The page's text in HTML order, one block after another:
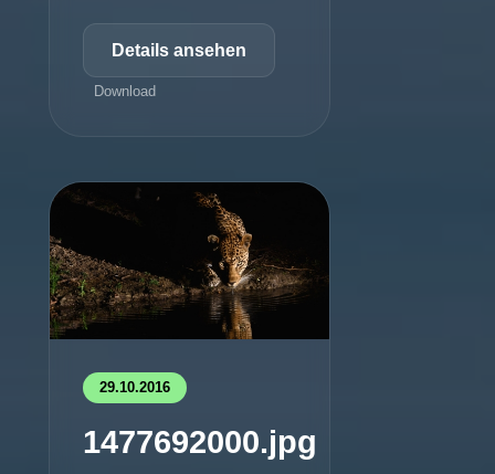
Details ansehen
Download
29.10.2016
1477692000.jpg